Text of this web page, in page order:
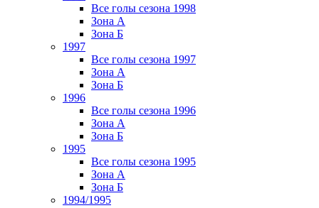
Все голы сезона 1998
Зона А
Зона Б
1997
Все голы сезона 1997
Зона А
Зона Б
1996
Все голы сезона 1996
Зона А
Зона Б
1995
Все голы сезона 1995
Зона А
Зона Б
1994/1995